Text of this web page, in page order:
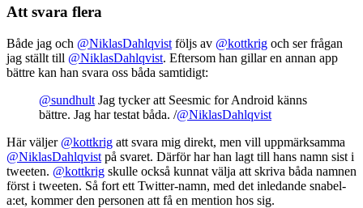
Att svara flera
Både jag och @NiklasDahlqvist följs av @kottkrig och ser frågan
jag ställt till @NiklasDahlqvist. Eftersom han gillar en annan app
bättre kan han svara oss båda samtidigt:
@sundhult Jag tycker att Seesmic for Android känns
bättre. Jag har testat båda. /@NiklasDahlqvist
Här väljer @kottkrig att svara mig direkt, men vill uppmärksamma
@NiklasDahlqvist på svaret. Därför har han lagt till hans namn sist i
tweeten. @kottkrig skulle också kunnat välja att skriva båda namnen
först i tweeten. Så fort ett Twitter-namn, med det inledande snabel-
a:et, kommer den personen att få en mention hos sig.